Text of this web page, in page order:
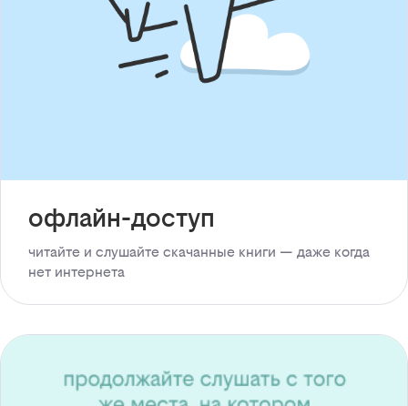
офлайн-доступ
читайте и слушайте скачанные книги — даже когда
нет интернета